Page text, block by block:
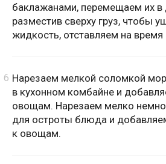
баклажанами, перемещаем их в
разместив сверху груз, чтобы
жидкость, отставляем на время
Нарезаем мелкой соломкой
в кухонном комбайне и
овощам. Нарезаем мелко
для остроты блюда и
к овощам.